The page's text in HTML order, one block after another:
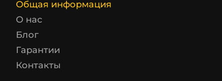
Общая информация
О нас
Блог
Гарантии
Контакты